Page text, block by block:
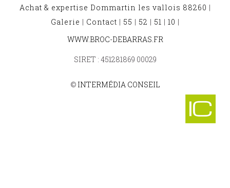
Achat & expertise Dommartin les vallois 88260 |
Galerie | Contact | 55 | 52 | 51 | 10 |
BROCANTE ET DÉBARRAS HENNEZEL 88260
BROCANTE ET DÉBARRAS ARRENTES DE CORCIEUX 88430
BROCANTE ET DÉBARRAS HURBACHE 88210
BROCANTE ET DÉBARRAS MADONNE ET LAMEREY 88270
WWW.BROC-DEBARRAS.FR
SIRET : 451281869 00029
© INTERMÉDIA CONSEIL